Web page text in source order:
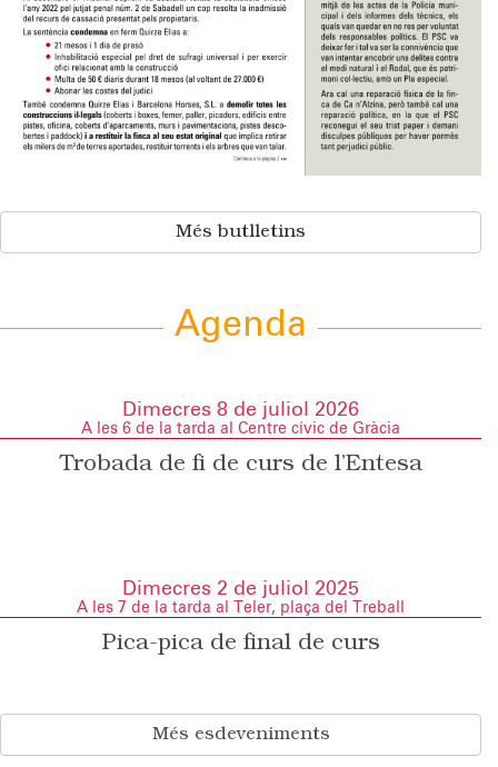
Més butlletins
Agenda
Dimecres 8 de juliol 2026
A les 6 de la tarda al Centre cívic de Gràcia
Trobada de fi de curs de l’Entesa
Dimecres 2 de juliol 2025
A les 7 de la tarda al Teler, plaça del Treball
Pica-pica de final de curs
Més esdeveniments